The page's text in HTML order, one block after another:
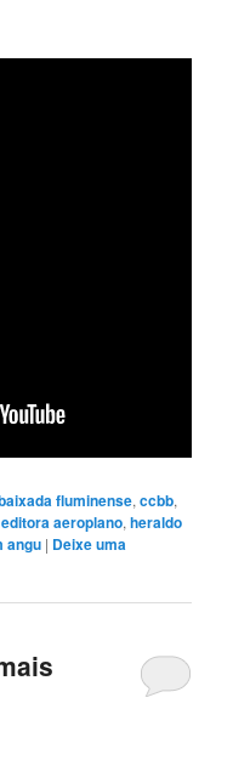
fluminense,ccbb,
editora aeroplano,heraldo
angu | Deixe uma